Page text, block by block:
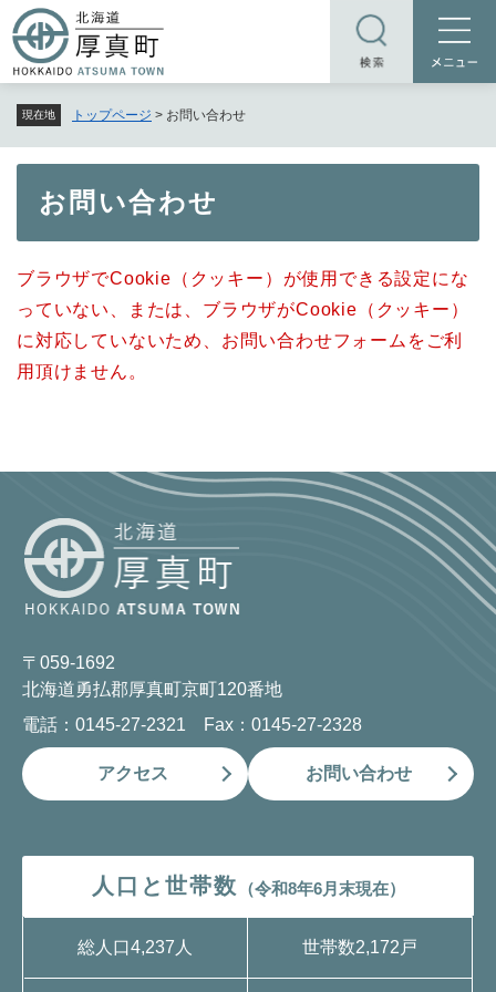
ー
ジ
頭
で
現在地 トップページ > お問い合わせ
お問い合わせ
ブラウザでCookie（クッキー）が使用できる設定にな
っていない、または、ブラウザがCookie（クッキー）
に対応していないため、お問い合わせフォームをご利
用頂けません。
〒059-1692
北海道勇払郡厚真町京町120番地
電話：0145-27-2321 Fax：0145-27-2328
アクセス お問い合わせ
人口と世帯数 （令和8年6月末現在）
総人口4,237人 世帯数2,172戸